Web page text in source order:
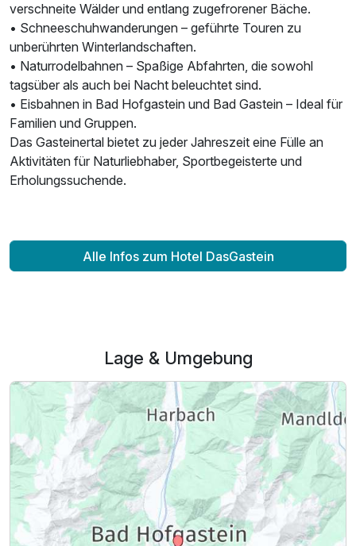
verschneite Wälder und entlang zugefrorener Bäche.
• Schneeschuhwanderungen – geführte Touren zu
unberührten Winterlandschaften.
• Naturrodelbahnen – Spaßige Abfahrten, die sowohl
tagsüber als auch bei Nacht beleuchtet sind.
• Eisbahnen in Bad Hofgastein und Bad Gastein – Ideal für
Familien und Gruppen.
Das Gasteinertal bietet zu jeder Jahreszeit eine Fülle an
Aktivitäten für Naturliebhaber, Sportbegeisterte und
Erholungssuchende.
Alle Infos zum Hotel DasGastein
Lage & Umgebung